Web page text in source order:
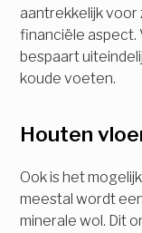
aantrekkelijk
financiële aspect.
bespaart
koude voeten.
Houten
Ook is het
meestal wordt
minerale wol. Dit